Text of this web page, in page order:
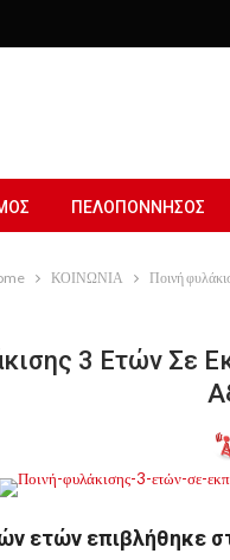
ΠΕΛΟΠΟΝΝΗΣΟΣ
ΚΟΙΝΩΝΙΑ Ποινή
3 Ετών Σε
ετών επιβλήθηκε